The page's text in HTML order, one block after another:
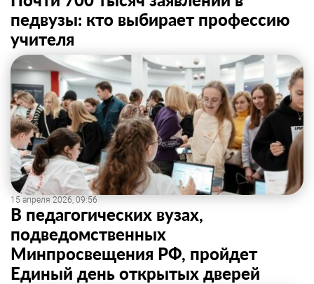
педвузы: кто выбирает профессию
учителя
15 апреля 2026, 09:56
В педагогических вузах,
подведомственных
Минпросвещения РФ, пройдет
Единый день открытых дверей